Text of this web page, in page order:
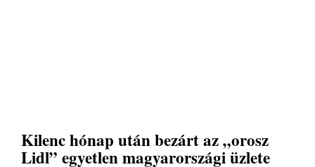
Kilenc hónap után bezárt az „orosz
Lidl” egyetlen magyarországi üzlete